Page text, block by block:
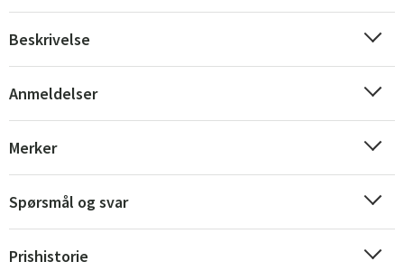
Beskrivelse
Anmeldelser
Merker
Spørsmål og svar
Prishistorie